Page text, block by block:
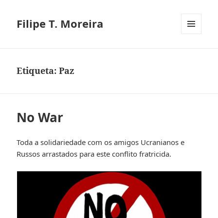
Filipe T. Moreira
Etiqueta:Paz
No War
Toda a solidariedade com os amigos Ucranianos e
Russos arrastados para este conflito fratricida.